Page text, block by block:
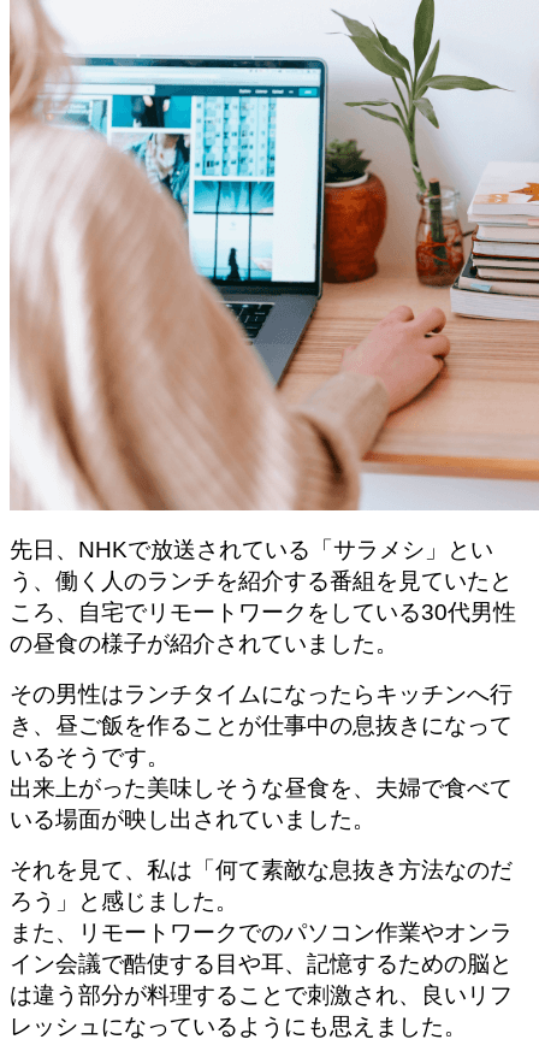
先日、NHKで放送されている「サラメシ」とい
う、働く人のランチを紹介する番組を見ていたと
ころ、自宅でリモートワークをしている30代男性
の昼食の様子が紹介されていました。
その男性はランチタイムになったらキッチンへ行
き、昼ご飯を作ることが仕事中の息抜きになって
いるそうです。
出来上がった美味しそうな昼食を、夫婦で食べて
いる場面が映し出されていました。
それを見て、私は「何て素敵な息抜き方法なのだ
ろう」と感じました。
また、リモートワークでのパソコン作業やオンラ
イン会議で酷使する目や耳、記憶するための脳と
は違う部分が料理することで刺激され、良いリフ
レッシュになっているようにも思えました。